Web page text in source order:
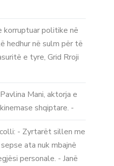
korruptuar politike në
hedhur në sulm për të
e tyre, Grid Rroji
Mani, aktorja e
shqiptare. -
- Zyrtarët sillen me
ata nuk mbajnë
personale. - Janë